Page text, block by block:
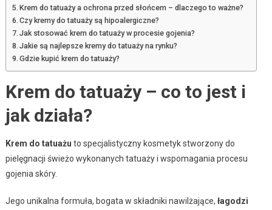
Krem do tatuaży a ochrona przed słońcem – dlaczego to ważne?
Czy kremy do tatuaży są hipoalergiczne?
Jak stosować krem do tatuaży w procesie gojenia?
Jakie są najlepsze kremy do tatuaży na rynku?
Gdzie kupić krem do tatuaży?
Krem do tatuaży – co to jest i
jak działa?
Krem do tatuażu to specjalistyczny kosmetyk stworzony do
pielęgnacji świeżo wykonanych tatuaży i wspomagania procesu
gojenia skóry.
Jego unikalna formuła, bogata w składniki nawilżające, łagodzi